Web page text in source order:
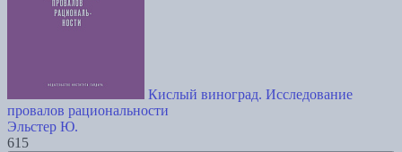
Кислый виноград. Исследование
провалов рациональности
Эльстер Ю.
615